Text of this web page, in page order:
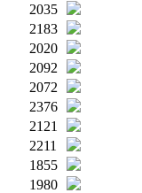
2035
2183
2020
2092
2072
2376
2121
2211
1855
1980